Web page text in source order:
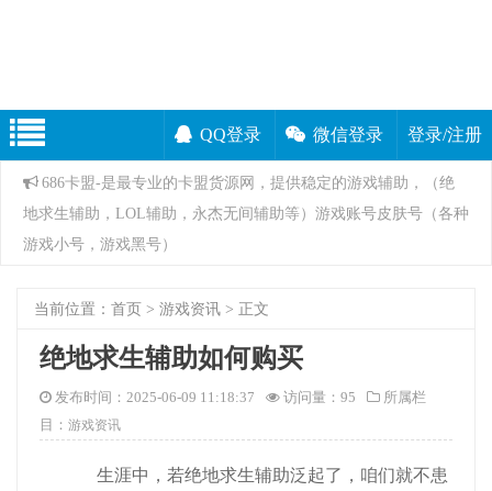
QQ登录 微信登录 登录/注册
686卡盟-是最专业的卡盟货源网，提供稳定的游戏辅助，（绝
地求生辅助，LOL辅助，永杰无间辅助等）游戏账号皮肤号（各种
游戏小号，游戏黑号）
当前位置： 首页 > 游戏资讯 > 正文
绝地求生辅助如何购买
发布时间：2025-06-09 11:18:37 访问量： 95
所属栏
目： 游戏资讯
生涯中，若绝地求生辅助泛起了，咱们就不患